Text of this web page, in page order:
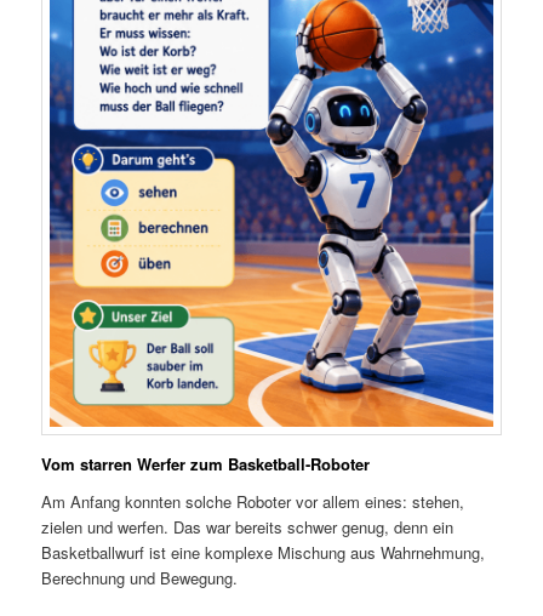
Vom starren Werfer zum Basketball-Roboter
Am Anfang konnten solche Roboter vor allem eines: stehen,
zielen und werfen. Das war bereits schwer genug, denn ein
Basketballwurf ist eine komplexe Mischung aus Wahrnehmung,
Berechnung und Bewegung.